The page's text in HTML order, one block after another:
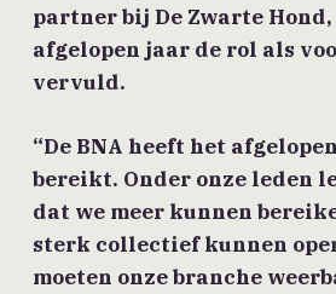
partner bij De Zwarte
afgelopen jaar de rol als
vervuld.
“De BNA heeft het
bereikt. Onder onze leden
dat we meer kunnen
sterk collectief kunnen
moeten onze branche